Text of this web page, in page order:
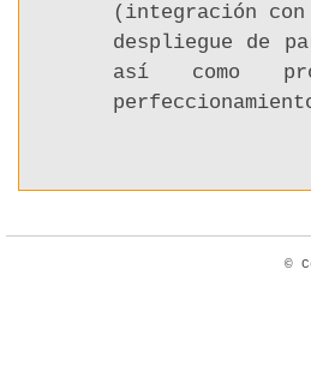
(integración con
despliegue de
así como
©